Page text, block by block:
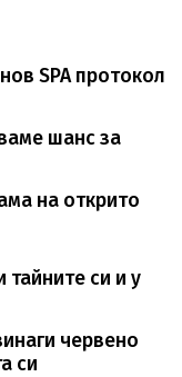
SPA протокол
шанс за
на открито
тайните си и у
червено
си